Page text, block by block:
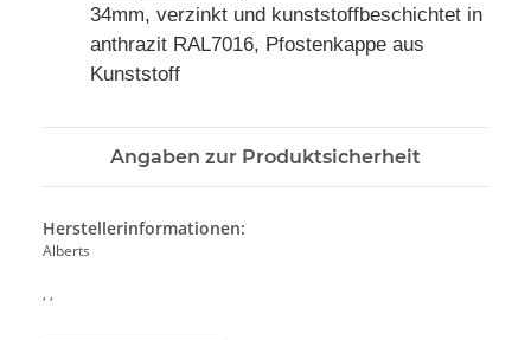
34mm, verzinkt und kunststoffbeschichtet in
anthrazit RAL7016, Pfostenkappe aus
Kunststoff
Angaben zur Produktsicherheit
Herstellerinformationen:
Alberts
, ,